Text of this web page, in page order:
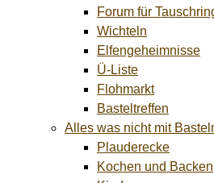
Forum für
Wichteln
Elfengeheimnisse
Ü-Liste
Flohmarkt
Basteltreffen
Alles was nicht mit
Plauderecke
Kochen und Backen